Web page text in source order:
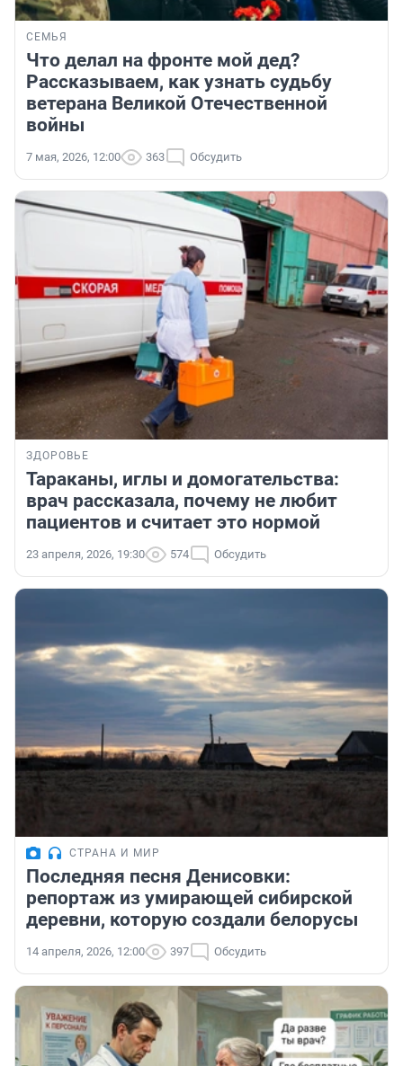
СЕМЬЯ
Что делал на фронте мой дед?
Рассказываем, как узнать судьбу
ветерана Великой Отечественной
войны
7 мая, 2026, 12:00 363 Обсудить
ЗДОРОВЬЕ
Тараканы, иглы и домогательства:
врач рассказала, почему не любит
пациентов и считает это нормой
23 апреля, 2026, 19:30 574 Обсудить
СТРАНА И МИР
Последняя песня Денисовки:
репортаж из умирающей сибирской
деревни, которую создали белорусы
14 апреля, 2026, 12:00 397 Обсудить